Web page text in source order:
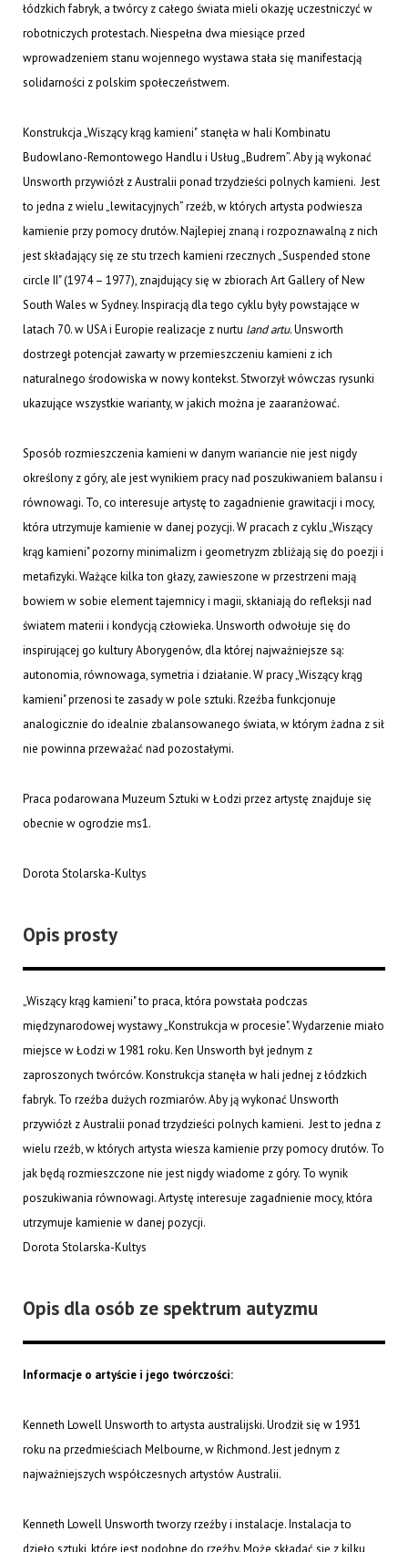
łódzkich fabryk, a twórcy z całego świata mieli okazję uczestniczyć w
robotniczych protestach. Niespełna dwa miesiące przed
wprowadzeniem stanu wojennego wystawa stała się manifestacją
solidarności z polskim społeczeństwem.
Konstrukcja „Wiszący krąg kamieni"stanęła w hali Kombinatu
Budowlano-Remontowego Handlu i Usług „Budrem”. Aby ją wykonać
Unsworth przywiózł z Australii ponad trzydzieści polnych kamieni. Jest
to jedna z wielu „lewitacyjnych” rzeźb, w których artysta podwiesza
kamienie przy pomocy drutów. Najlepiej znaną i rozpoznawalną z nich
jest składający się ze stu trzech kamieni rzecznych „Suspended stone
circle II" (1974 – 1977), znajdujący się w zbiorach Art Gallery of New
South Wales w Sydney. Inspiracją dla tego cyklu były powstające w
latach 70. w USA i Europie realizacje z nurtu land artu. Unsworth
dostrzegł potencjał zawarty w przemieszczeniu kamieni z ich
naturalnego środowiska w nowy kontekst. Stworzył wówczas rysunki
ukazujące wszystkie warianty, w jakich można je zaaranżować.
Sposób rozmieszczenia kamieni w danym wariancie nie jest nigdy
określony z góry, ale jest wynikiem pracy nad poszukiwaniem balansu i
równowagi. To, co interesuje artystę to zagadnienie grawitacji i mocy,
która utrzymuje kamienie w danej pozycji. W pracach z cyklu „Wiszący
krąg kamieni" pozorny minimalizm i geometryzm zbliżają się do poezji i
metafizyki. Ważące kilka ton głazy, zawieszone w przestrzeni mają
bowiem w sobie element tajemnicy i magii, skłaniają do refleksji nad
światem materii i kondycją człowieka. Unsworth odwołuje się do
inspirującej go kultury Aborygenów, dla której najważniejsze są:
autonomia, równowaga, symetria i działanie. W pracy „Wiszący krąg
kamieni" przenosi te zasady w pole sztuki. Rzeźba funkcjonuje
analogicznie do idealnie zbalansowanego świata, w którym żadna z sił
nie powinna przeważać nad pozostałymi.
Praca podarowana Muzeum Sztuki w Łodzi przez artystę znajduje się
obecnie w ogrodzie ms1.
Dorota Stolarska-Kultys
Opis prosty
„Wiszący krąg kamieni" to praca, która powstała podczas
międzynarodowej wystawy „Konstrukcja w procesie". Wydarzenie miało
miejsce w Łodzi w 1981 roku. Ken Unsworth był jednym z
zaproszonych twórców. Konstrukcja stanęła w hali jednej z łódzkich
fabryk. To rzeźba dużych rozmiarów. Aby ją wykonać Unsworth
przywiózł z Australii ponad trzydzieści polnych kamieni. Jest to jedna z
wielu rzeźb, w których artysta wiesza kamienie przy pomocy drutów. To
jak będą rozmieszczone nie jest nigdy wiadome z góry. To wynik
poszukiwania równowagi. Artystę interesuje zagadnienie mocy, która
utrzymuje kamienie w danej pozycji.
Dorota Stolarska-Kultys
Opis dla osób ze spektrum autyzmu
Informacje o artyście i jego twórczości:
Kenneth Lowell Unsworth to artysta australijski. Urodził się w 1931
roku na przedmieściach Melbourne, w Richmond. Jest jednym z
najważniejszych współczesnych artystów Australii.
Kenneth Lowell Unsworth tworzy rzeźby i instalacje. Instalacja to
dzieło sztuki, które jest podobne do rzeźby. Może składać się z kilku